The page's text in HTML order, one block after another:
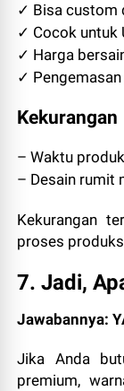
✓ Bisa custom
✓ Cocok untuk
✓ Harga
✓
Kekurangan
– Waktu
– Desain rumit
Kekurangan
proses
7. Jadi,
Jawabannya:
Jika Anda
premium,